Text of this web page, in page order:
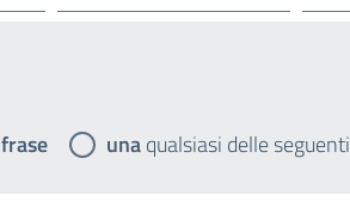
frase unaqualsiasi delle seguenti